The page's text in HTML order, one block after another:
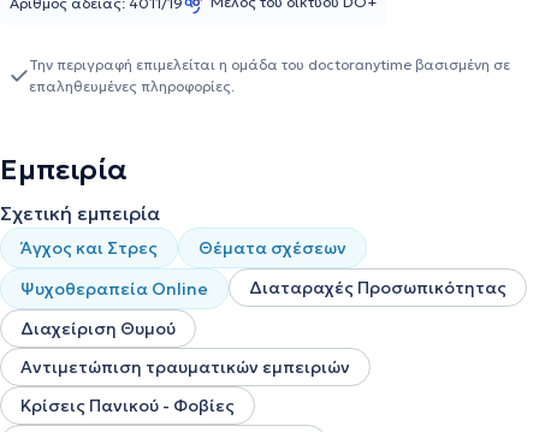
Την περιγραφή επιμελείται η ομάδα του doctoranytime βασισμένη σε
επαληθευμένες πληροφορίες.
Εμπειρία
Σχετική εμπειρία
Άγχος και Στρες
Θέματα σχέσεων
Ψυχοθεραπεία Online
Διαταραχές Προσωπικότητας
Διαχείριση Θυμού
Αντιμετώπιση τραυματικών εμπειριών
Κρίσεις Πανικού - Φοβίες